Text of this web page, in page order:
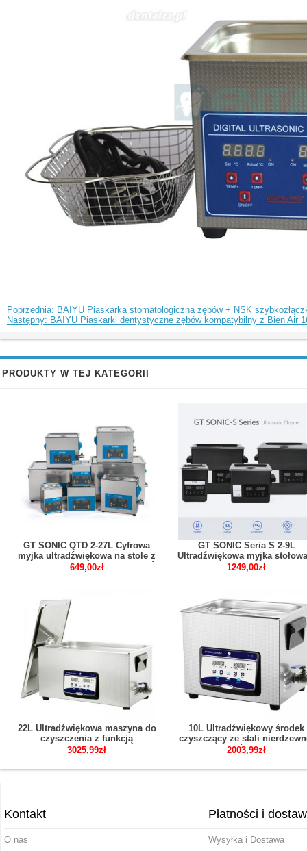
Poprzednia: BAIYU Piaskarka stomatologiczna zębów + NSK
Następny: BAIYU Piaskarki dentystyczne zębów kompatybilny z Bien Air
PRODUKTY W TEJ KATEGORII
GT SONIC QTD 2-27L Cyfrowa
myjka ultradźwiękowa na stole z
podgrzewaczem do zastosowań
649,00zł
GT SONIC Seria S 2-9L
Ultradźwiękowa myjka
panelem dotykowym z
1249,00zł
22L Ultradźwiękowa maszyna do
czyszczenia z funkcją
odgazowywania grzałki czasowej
3025,99zł
10L Ultradźwiękowy środek
czyszczący ze stali
do zegarków z biżuterią
2003,99zł
Kontakt
O nas
Płatności i
Wysyłka i Dostawa